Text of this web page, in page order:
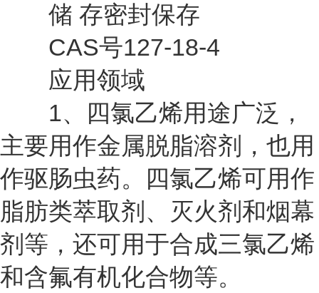
储 存密封保存
CAS号127-18-4
应用领域
1、四氯乙烯用途广泛，
主要用作金属脱脂溶剂，也用
作驱肠虫药。四氯乙烯可用作
脂肪类萃取剂、灭火剂和烟幕
剂等，还可用于合成三氯乙烯
和含氟有机化合物等。